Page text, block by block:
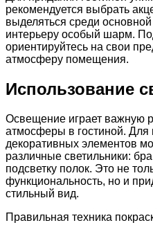
рекомендуется выбрать
выделяться среди
интерьеру особый шарм.
ориентируйтесь на свои
атмосферу помещения.
Использование
Освещение играет важную
атмосферы в гостиной. Для
декоративных элементов
различные светильники:
подсветку полок. Это не
функциональность, но и
стильный вид.
Правильная техника